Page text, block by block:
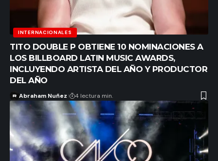
INTERNACIONALES
TITO DOUBLE P OBTIENE 10 NOMINACIONES A
LOS BILLBOARD LATIN MUSIC AWARDS,
INCLUYENDO ARTISTA DEL AÑO Y PRODUCTOR
DEL AÑO
Abraham Nuñez 4 lectura min.